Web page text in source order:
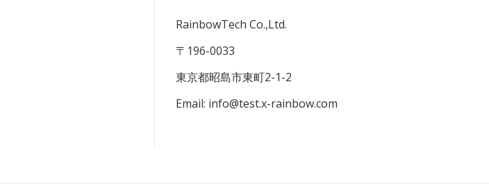
RainbowTech Co.,Ltd.
〒196-0033
東京都昭島市東町2-1-2
Email: info@test.x-rainbow.com